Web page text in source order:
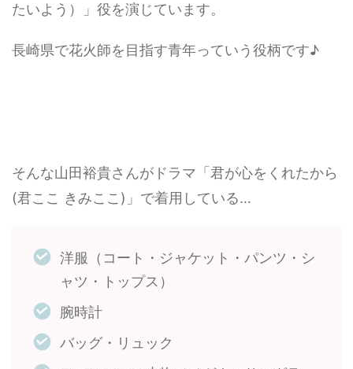
たいよう）」役を演じています。
長崎県で花火師を目指す青年っていう役柄です♪
そんな山田裕貴さんがドラマ「君が心をくれたから
(君ここ きみここ)」で着用している…
洋服（コート・ジャケット・パンツ・シ
ャツ・トップス）
腕時計
バッグ・リュック